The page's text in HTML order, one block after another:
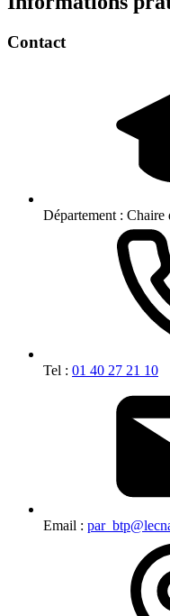
Contact
Département : Chaire
Tel : 01 40 27 21 10
Email :